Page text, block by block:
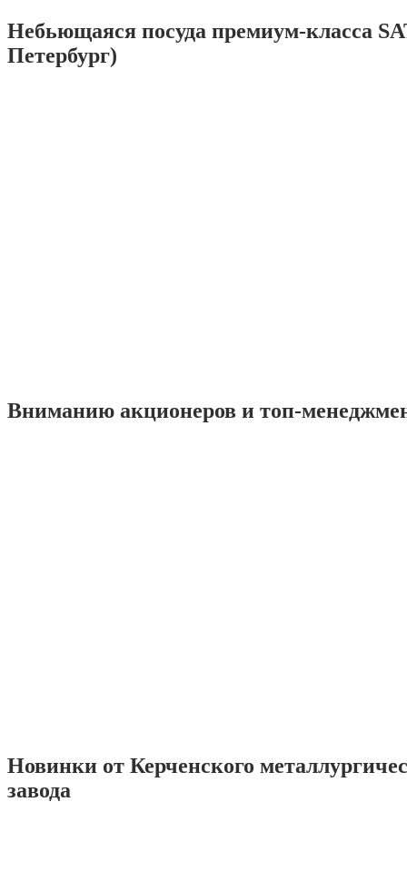
Небьющаяся посуда премиум-класса
Петербург)
Вниманию акционеров и топ-
Новинки от Керченского
завода